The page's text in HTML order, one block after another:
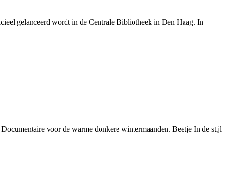
gelanceerd wordt in de Centrale Bibliotheek in Den Haag. In
voor de warme donkere wintermaanden. Beetje In de stijl